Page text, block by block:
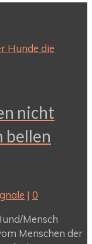
nicht
bellen
| 0
Mensch
Menschen der